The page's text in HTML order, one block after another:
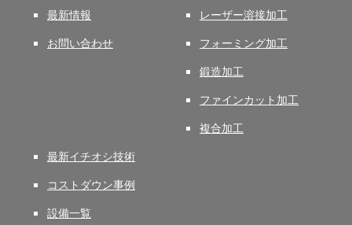
最新情報
お問い合わせ
レーザー溶接加工
フォーミング加工
鍛造加工
ファインカット加工
複合加工
最新イチオシ技術
コストダウン事例
設備一覧